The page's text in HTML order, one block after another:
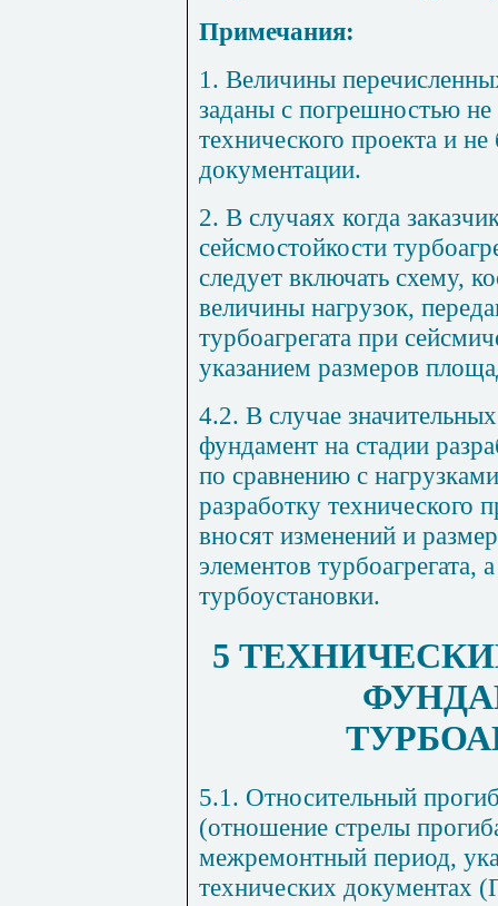
Примечания:
1. Величины
заданы с погрешностью
технического проекта и
документации.
2. В случаях когда
сейсмостойкости
следует включать схему,
величины нагрузок,
тypбоагрегата при
указанием размеров
4.2. В случае
фундамент на стадии
по сравнению с
разработку технического
вносят изменений и
элементов турбоагрегата,
турбоустановки.
5
5.1. Относительный
(отношение стрелы
межремонтный период,
технических документах